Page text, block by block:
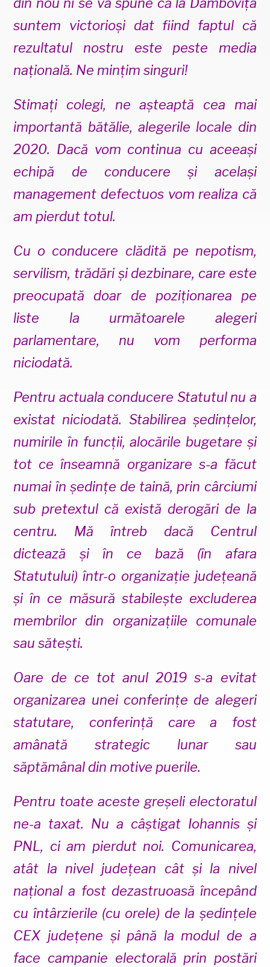
din nou ni se va spune că la Dâmbovița
suntem victorioși dat fiind faptul că
rezultatul nostru este peste media
națională. Ne mințim singuri!
Stimați colegi, ne așteaptă cea mai
importantă bătălie, alegerile locale din
2020. Dacă vom continua cu aceeași
echipă de conducere și același
management defectuos vom realiza că
am pierdut totul.
Cu o conducere clădită pe nepotism,
servilism, trădări și dezbinare, care este
preocupată doar de poziționarea pe
liste la următoarele alegeri
parlamentare, nu vom performa
niciodată.
Pentru actuala conducere Statutul nu a
existat niciodată. Stabilirea ședințelor,
numirile în funcții, alocările bugetare și
tot ce înseamnă organizare s-a făcut
numai în ședințe de taină, prin cârciumi
sub pretextul că există derogări de la
centru. Mă întreb dacă Centrul
dictează și în ce bază (în afara
Statutului) într-o organizație județeană
și în ce măsură stabilește excluderea
membrilor din organizațiile comunale
sau sătești.
Oare de ce tot anul 2019 s-a evitat
organizarea unei conferințe de alegeri
statutare, conferință care a fost
amânată strategic lunar sau
săptămânal din motive puerile.
Pentru toate aceste greșeli electoratul
ne-a taxat. Nu a câștigat Iohannis și
PNL, ci am pierdut noi. Comunicarea,
atât la nivel județean cât și la nivel
național a fost dezastruoasă începând
cu întârzierile (cu orele) de la ședințele
CEX județene și până la modul de a
face campanie electorală prin postări